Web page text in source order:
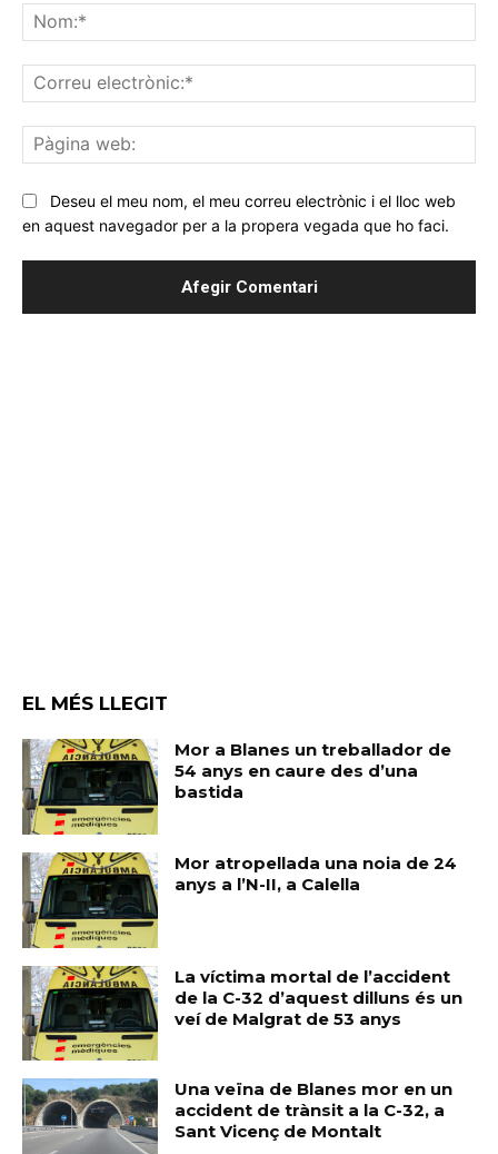
Deseu el meu nom, el meu correu electrònic i el lloc web
en aquest navegador per a la propera vegada que ho faci.
EL MÉS LLEGIT
Mor a Blanes un treballador de
54 anys en caure des d’una
bastida
Mor atropellada una noia de 24
anys a l’N-II, a Calella
La víctima mortal de l’accident
de la C-32 d’aquest dilluns és un
veí de Malgrat de 53 anys
Una veïna de Blanes mor en un
accident de trànsit a la C-32, a
Sant Vicenç de Montalt